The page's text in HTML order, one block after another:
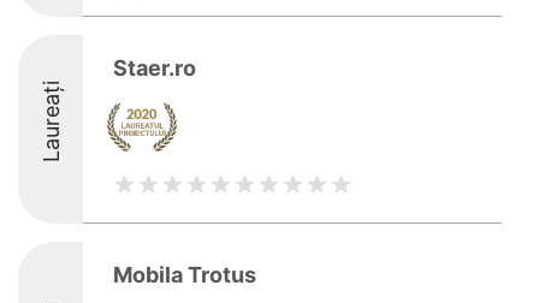
Laureați
Staer.ro
Mobila Trotus